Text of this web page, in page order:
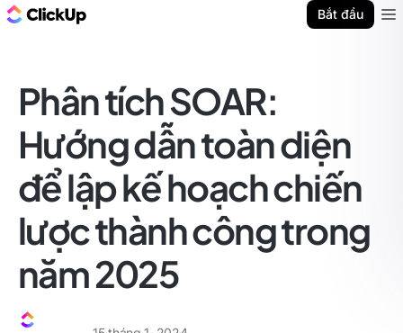
Bắt đầu
Phân tích SOAR:
Hướng dẫn toàn diện
để lập kế hoạch chiến
lược thành công trong
năm 2025